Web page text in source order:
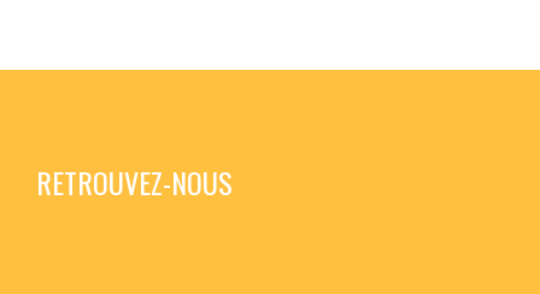
RETROUVEZ-NOUS